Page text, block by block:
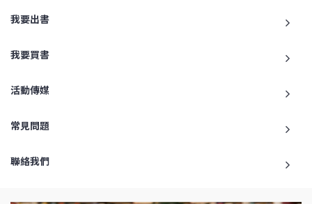
我要出書
我要買書
活動傳媒
常見問題
聯絡我們